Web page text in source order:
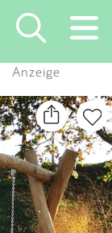
×
Anzeige